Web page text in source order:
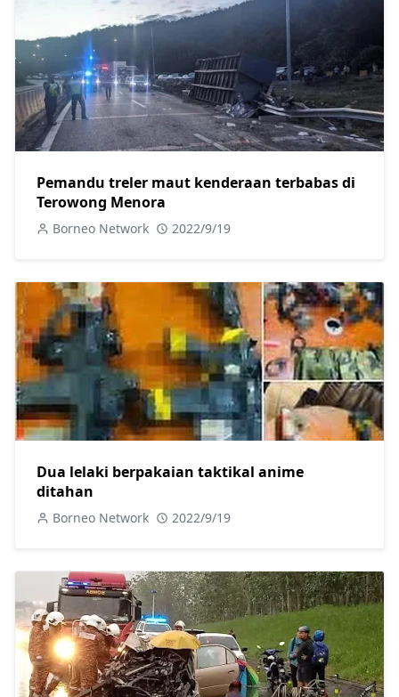
Pemandu treler maut kenderaan terbabas di
Terowong Menora
Borneo Network 2022/9/19
Dua lelaki berpakaian taktikal anime
ditahan
Borneo Network 2022/9/19